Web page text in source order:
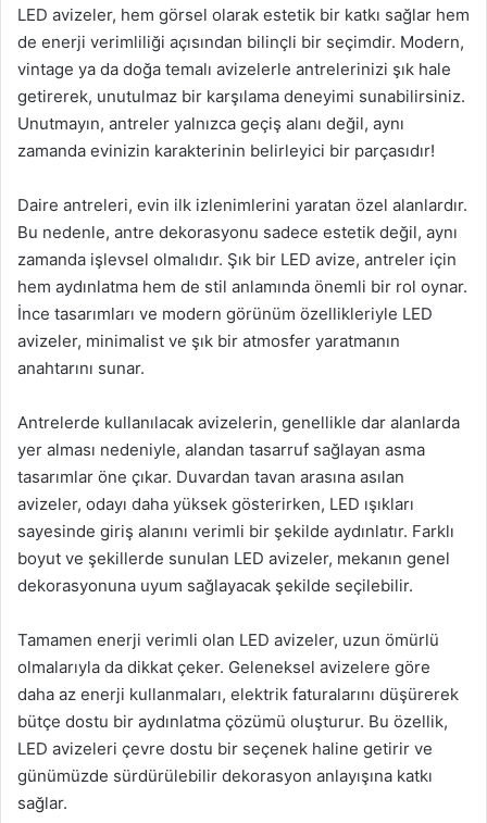
LED avizeler, hem görsel olarak estetik bir katkı sağlar hem
de enerji verimliliği açısından bilinçli bir seçimdir. Modern,
vintage ya da doğa temalı avizelerle antrelerinizi şık hale
getirerek, unutulmaz bir karşılama deneyimi sunabilirsiniz.
Unutmayın, antreler yalnızca geçiş alanı değil, aynı
zamanda evinizin karakterinin belirleyici bir parçasıdır!
Daire antreleri, evin ilk izlenimlerini yaratan özel alanlardır.
Bu nedenle, antre dekorasyonu sadece estetik değil, aynı
zamanda işlevsel olmalıdır. Şık bir LED avize, antreler için
hem aydınlatma hem de stil anlamında önemli bir rol oynar.
İnce tasarımları ve modern görünüm özellikleriyle LED
avizeler, minimalist ve şık bir atmosfer yaratmanın
anahtarını sunar.
Antrelerde kullanılacak avizelerin, genellikle dar alanlarda
yer alması nedeniyle, alandan tasarruf sağlayan asma
tasarımlar öne çıkar. Duvardan tavan arasına asılan
avizeler, odayı daha yüksek gösterirken, LED ışıkları
sayesinde giriş alanını verimli bir şekilde aydınlatır. Farklı
boyut ve şekillerde sunulan LED avizeler, mekanın genel
dekorasyonuna uyum sağlayacak şekilde seçilebilir.
Tamamen enerji verimli olan LED avizeler, uzun ömürlü
olmalarıyla da dikkat çeker. Geleneksel avizelere göre
daha az enerji kullanmaları, elektrik faturalarını düşürerek
bütçe dostu bir aydınlatma çözümü oluşturur. Bu özellik,
LED avizeleri çevre dostu bir seçenek haline getirir ve
günümüzde sürdürülebilir dekorasyon anlayışına katkı
sağlar.